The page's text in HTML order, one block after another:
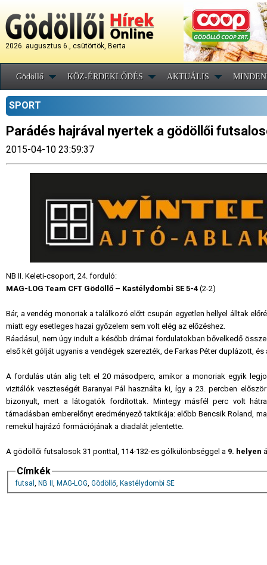
2026. augusztus 6., csütörtök, Berta
Gödöllő KÖZ-ÉRDEKLŐDÉS AKTUÁLIS
SPORT
Parádés hajrával nyertek a gödöllői
2015-04-10 23:59:37
NB II. Keleti-csoport, 24. forduló:
MAG-LOG Team CFT Gödöllő – Kastélydombi SE 5-4 (2-2)
Bár, a vendég monoriak a találkozó előtt csupán egyetlen hellyel álltak
miatt egy esetleges hazai győzelem sem volt elég az előzéshez.
Ráadásul, nem úgy indult a később drámai fordulatokban bővelkedő
első két gólját ugyanis a vendégek szerezték, de Farkas Péter duplázott,
A fordulás után alig telt el 20 másodperc, amikor a monoriak egyik
vizitálók veszteségét Baranyai Pál használta ki, így a 23. percben
bizonyult, mert a látogatók fordítottak. Mintegy másfél perc volt
támadásban emberelőnyt eredményező taktikája: előbb Bencsik Roland,
remekül hajrázó formációjának a diadalát jelentette.
A gödöllői futsalosok 31 ponttal, 114-132-es gólkülönbséggel a 9. helyen
Címkék
futsal , NB II , MAG-LOG, Gödöllő, Kastélydombi SE